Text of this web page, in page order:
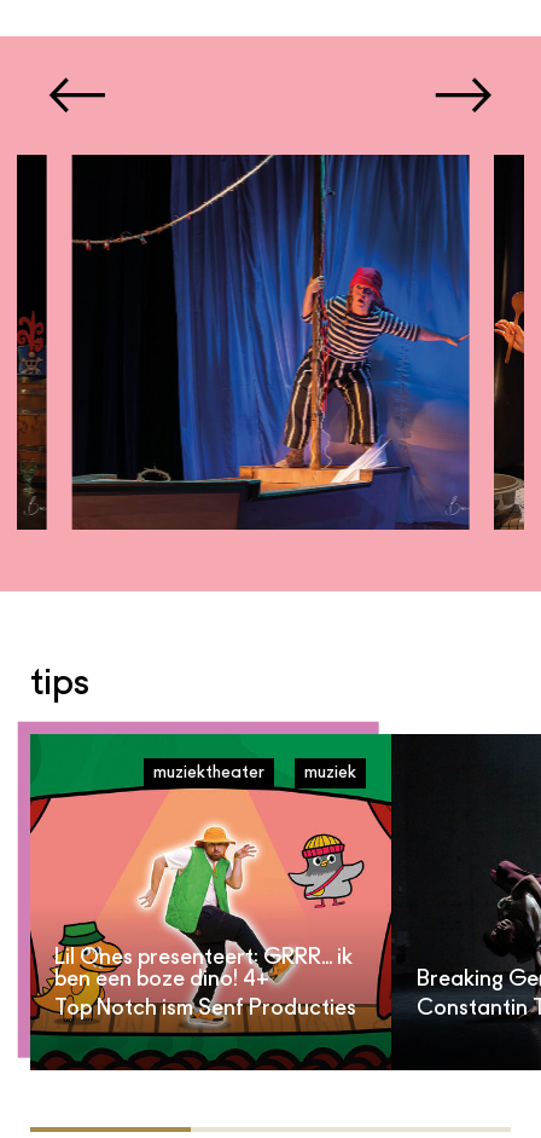
de kassa door een mail te sturen naar
Rogier Bosman en Joes Boonen, spel:
Simon, muziek: Rogier Bosman,
scènefoto's: Bas Schneider, vanaf2.nl
tips
Lil Ones presenteert: GRRR... ik
ben een boze dino! 4+
muziektheater muziek
Top Notch ism Senf Producties
Breaking
Constantin